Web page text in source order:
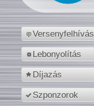
Versenyfelhívás
Lebonyolítás
Díjazás
Szponzorok